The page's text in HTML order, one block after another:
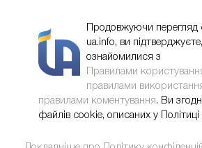
Продовжуючи перегляд
ua.info, ви
ознайомилися з
Правилами
правилами
правилами коментування. Ви
файлів cookie, описаних у Політиці